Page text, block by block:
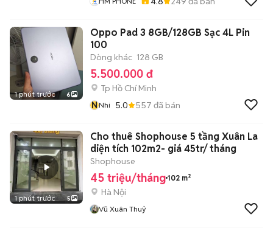
1 phút trước 6
Oppo Pad 3 8GB/128GB Sạc 4L Pin
100
Dòng khác 128 GB
5.500.000 đ
Tp Hồ Chí Minh
NNhi 5.0 557 đã bán
1 phút trước 5
Cho thuê Shophouse 5 tầng Xuân La
diện tích 102m2- giá 45tr/ tháng
Shophouse
45 triệu/tháng 102 m²
Hà Nội
Vũ Xuân Thuỷ